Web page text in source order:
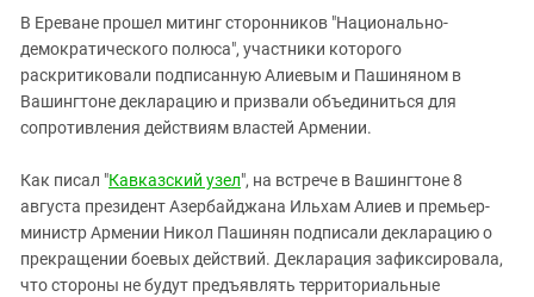
СКФО
Ставропольский край
Чечня
Южная Осетия
ЮФО
В Ереване прошел митинг сторонников "Национально-
демократического полюса", участники которого
раскритиковали подписанную Алиевым и Пашиняном в
Вашингтоне декларацию и призвали объединиться для
сопротивления действиям властей Армении.
Как писал "Кавказский узел", на встрече в Вашингтоне 8
августа президент Азербайджана Ильхам Алиев и премьер-
министр Армении Никол Пашинян подписали декларацию о
прекращении боевых действий. Декларация зафиксировала,
что стороны не будут предъявлять территориальные